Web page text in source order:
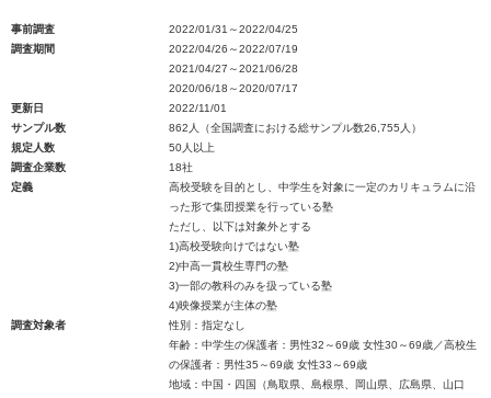
事前調査
2022/01/31～2022/04/25
調査期間
2022/04/26～2022/07/19
2021/04/27～2021/06/28
2020/06/18～2020/07/17
更新日
2022/11/01
サンプル数
862人（全国調査における総サンプル数26,755人）
規定人数
50人以上
調査企業数
18社
定義
高校受験を目的とし、中学生を対象に一定のカリキュラムに沿
った形で集団授業を行っている塾
ただし、以下は対象外とする
1)高校受験向けではない塾
2)中高一貫校生専門の塾
3)一部の教科のみを扱っている塾
4)映像授業が主体の塾
調査対象者
性別：指定なし
年齢：中学生の保護者：男性32～69歳 女性30～69歳／高校生
の保護者：男性35～69歳 女性33～69歳
地域：中国・四国（鳥取県、島根県、岡山県、広島県、山口